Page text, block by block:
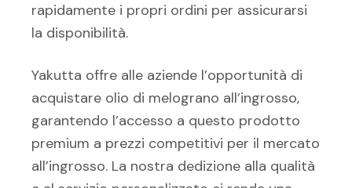
rapidamente i propri ordini per assicurarsi
la disponibilità.
Yakutta offre alle aziende l’opportunità di
acquistare olio di melograno all’ingrosso,
garantendo l’accesso a questo prodotto
premium a prezzi competitivi per il mercato
all’ingrosso. La nostra dedizione alla qualità